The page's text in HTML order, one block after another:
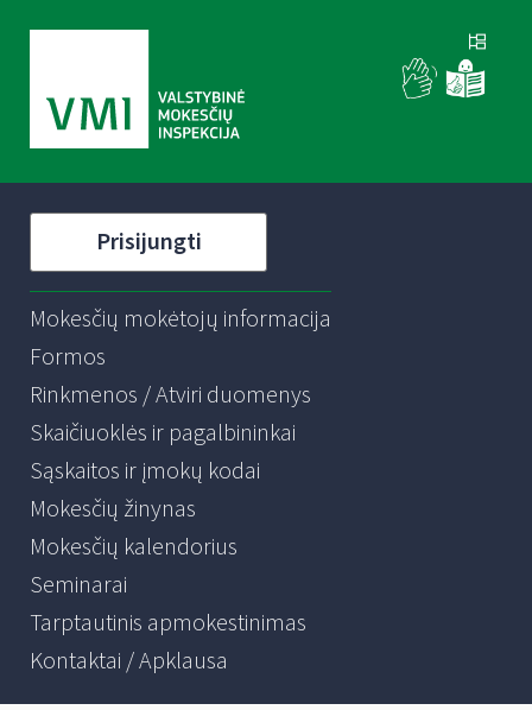
Prisijungti
Mokesčių mokėtojų informacija
Formos
Rinkmenos / Atviri duomenys
Skaičiuoklės ir pagalbininkai
Sąskaitos ir įmokų kodai
Mokesčių žinynas
Mokesčių kalendorius
Seminarai
Tarptautinis apmokestinimas
Kontaktai / Apklausa